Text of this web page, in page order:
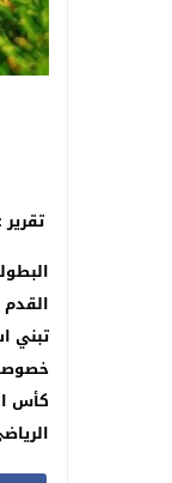
تبني
كأس